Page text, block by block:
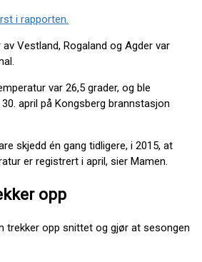
i rapporten.
av Vestland, Rogaland og Agder var
var 26,5 grader, og ble
april på Kongsberg brannstasjon
skjedd én gang tidligere, i 2015, at
er registrert i april, sier Mamen.
opp
trekker opp snittet og gjør at sesongen